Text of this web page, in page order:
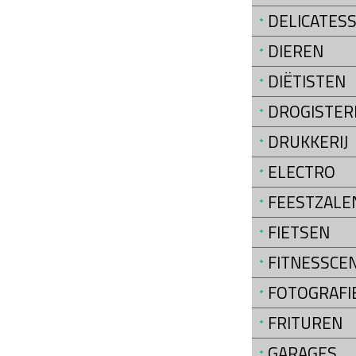
DIEREN
DIËTISTEN
DRUKKERIJ
ELECTRO
FIETSEN
FRITUREN